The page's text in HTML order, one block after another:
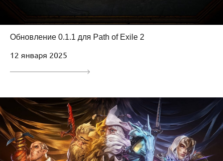
Обновление 0.1.1 для Path of Exile 2
12 января 2025